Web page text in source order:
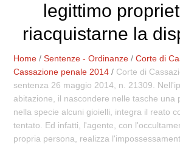
legittimo
riacquistarne la
Home /Sentenze - Ordinanze /Corte di
Cassazione penale 2014 / Corte di
sentenza 26 maggio 2014, n. 21309.
abitazione, il nascondere nelle tasche una
nella specie alcuni gioielli, integra il reato
tentato. Ed infatti, l'agente, con
propria persona, realizza